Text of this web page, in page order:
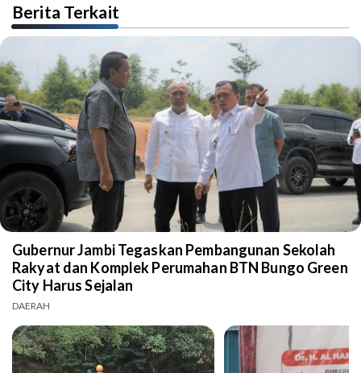
Berita Terkait
Gubernur Jambi Tegaskan Pembangunan Sekolah
Rakyat dan Komplek Perumahan BTN Bungo Green
City Harus Sejalan
DAERAH